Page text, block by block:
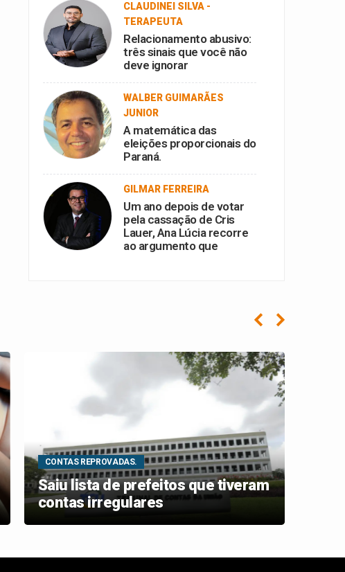
CLAUDINEI SILVA -
TERAPEUTA
Relacionamento abusivo:
três sinais que você não
deve ignorar
WALBER GUIMARÃES
JUNIOR
A matemática das
eleições proporcionais do
Paraná.
GILMAR FERREIRA
Um ano depois de votar
pela cassação de Cris
Lauer, Ana Lúcia recorre
ao argumento que
CONTAS REPROVADAS.
Saiu lista de prefeitos que tiveram
contas irregulares